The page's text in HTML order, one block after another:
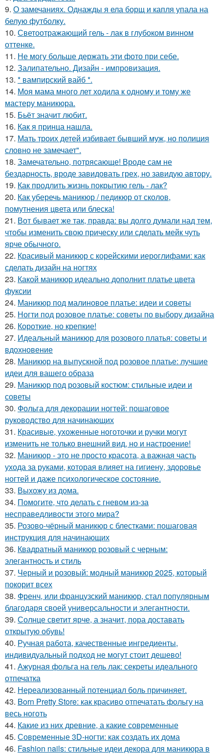
9. О замечаниях. Однажды я ела борщ и капля упала на
белую футболку.
10. Светоотражающий гель - лак в глубоком винном
оттенке.
11. Не могу больше держать эти фото при себе.
12. Залипательно. Дизайн - импровизация.
13. * вампирский вайб *.
14. Моя мама много лет ходила к одному и тому же
мастеру маникюра.
15. Бьёт значит любит.
16. Как я принца нашла.
17. Мать троих детей избивает бывший муж, но полиция
словно не замечает".
18. Замечательно, потрясающе! Вроде сам не
бездарность, вроде завидовать грех, но завидую автору.
19. Как продлить жизнь покрытию гель - лак?
20. Как уберечь маникюр / педикюр от сколов,
помутнения цвета или блеска!
21. Вот бывает же так, правда: вы долго думали над тем,
чтобы изменить свою прическу или сделать мейк чуть
ярче обычного.
22. Красивый маникюр с корейскими иероглифами: как
сделать дизайн на ногтях
23. Какой маникюр идеально дополнит платье цвета
фуксии
24. Маникюр под малиновое платье: идеи и советы
25. Ногти под розовое платье: советы по выбору дизайна
26. Короткие, но крепкие!
27. Идеальный маникюр для розового платья: советы и
вдохновение
28. Маникюр на выпускной под розовое платье: лучшие
идеи для вашего образа
29. Маникюр под розовый костюм: стильные идеи и
советы
30. Фольга для декорации ногтей: пошаговое
руководство для начинающих
31. Красивые, ухоженные ноготочки и ручки могут
изменить не только внешний вид, но и настроение!
32. Маникюр - это не просто красота, а важная часть
ухода за руками, которая влияет на гигиену, здоровье
ногтей и даже психологическое состояние.
33. Выхожу из дома.
34. Помогите, что делать с гневом из-за
несправедливости этого мира?
35. Розово-чёрный маникюр с блестками: пошаговая
инструкция для начинающих
36. Квадратный маникюр розовый с черным:
элегантность и стиль
37. Черный и розовый: модный маникюр 2025, который
покорит всех
38. Френч, или французский маникюр, стал популярным
благодаря своей универсальности и элегантности.
39. Солнце светит ярче, а значит, пора доставать
открытую обувь!
40. Ручная работа, качественные ингредиенты,
индивидуальный подход не могут стоит дешево!
41. Ажурная фольга на гель лак: секреты идеального
отпечатка
42. Нереализованный потенциал боль причиняет.
43. Born Pretty Store: как красиво отпечатать фольгу на
весь ноготь
44. Какие из них древние, а какие современные
45. Современные 3D-ногти: как создать их дома
46. Fashion nails: стильные идеи декора для маникюра в